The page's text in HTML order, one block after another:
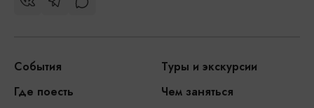
События
Туры и экскурсии
Где поесть
Чем заняться